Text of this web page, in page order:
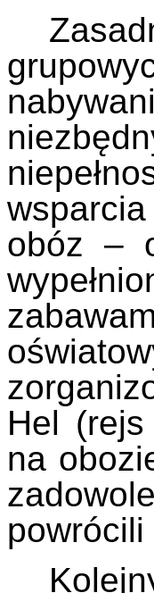
obóz –
Hel
na
powrócili